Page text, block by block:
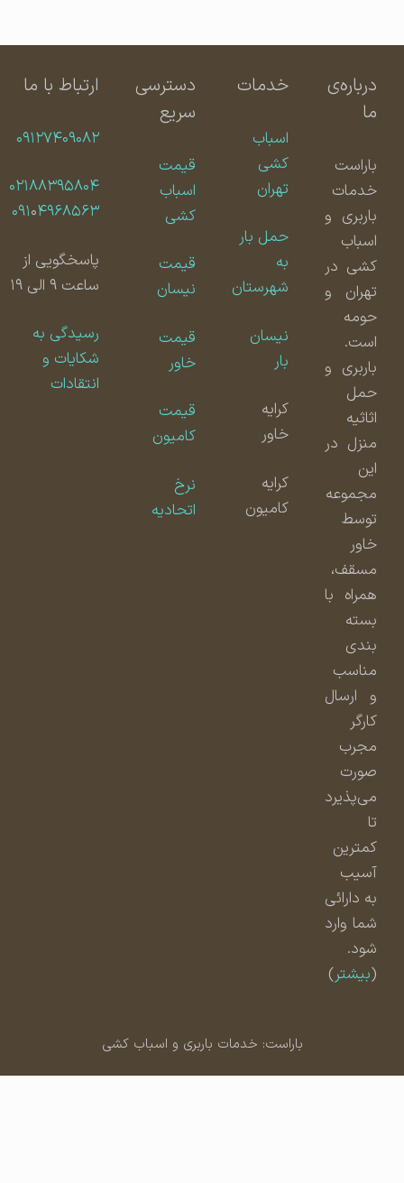
درباره‌ی
باراست
خدمات
باربری و
اسباب
کشی در
تهران و
حومه
است.
باربری و
حمل
اثاثیه
منزل در
مجموعه
توسط
مسقف،
همراه با
بسته
بندی
مناسب
و ارسال
مجرب
صورت
می‌پذیرد
کمترین
آسیب
به دارائی
شما وارد
شود.
بیشتر)
خدمات
اسباب
کشی
تهران
حمل بار
شهرستان
نیسان
کامیون
دسترسی
سریع
قیمت
اسباب
کشی
قیمت
نیسان
قیمت
قیمت
کامیون
اتحادیه
ارتباط با ما
۰۹۱۲۷۴۰۹۰۸۲
۰۲۱۸۸۳۹۵۸۰۴
۰۹۱۰۴۹۶۸۵۶۳
پاسخگویی از
ساعت ۹ الی ۱۹
رسیدگی به
شکایات و
انتقادات
باراست: خدمات باربری و اسباب کشی